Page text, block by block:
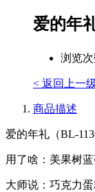
爱的年
浏览次
< 返回上一
商品描述
爱的年礼（BL-
用了啥：美果树
大师说：巧克力